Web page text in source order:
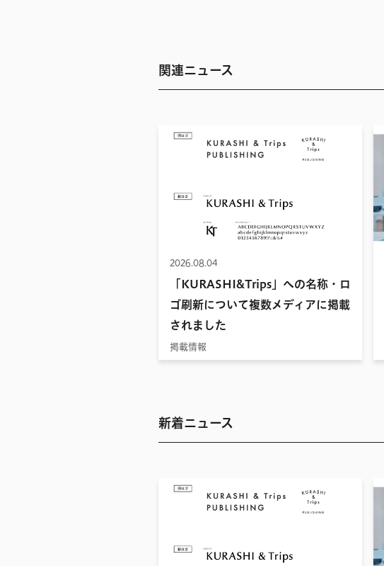
関連ニュース
2026.08.04
「KURASHI&Trips」への名称・ロ
ゴ刷新について複数メディアに掲載
されました
掲載情報
新着ニュース